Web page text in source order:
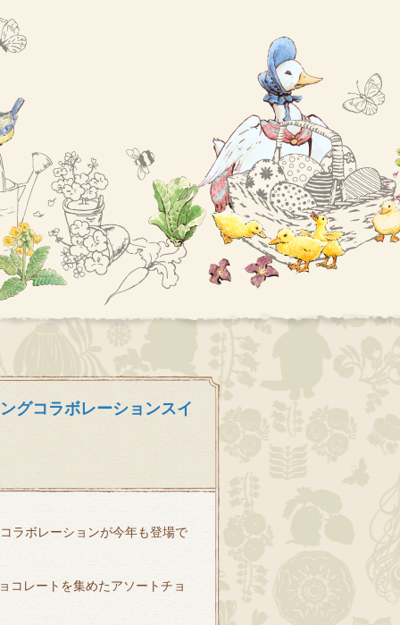
グコラボレーションスイ
ラボレーションが今年も登場で
コレートを集めたアソートチョ